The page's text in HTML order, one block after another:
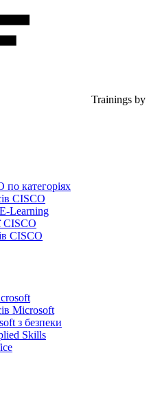
Trainings by
по категоріях
CISCO
Learning
CISCO
CISCO
Microsoft
з безпеки
Skills